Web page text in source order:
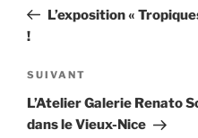
l’article
précédent
L’exposition «
!
Article
suivant
SUIVANT
L’Atelier Galerie Renato
dans le Vieux-Nice